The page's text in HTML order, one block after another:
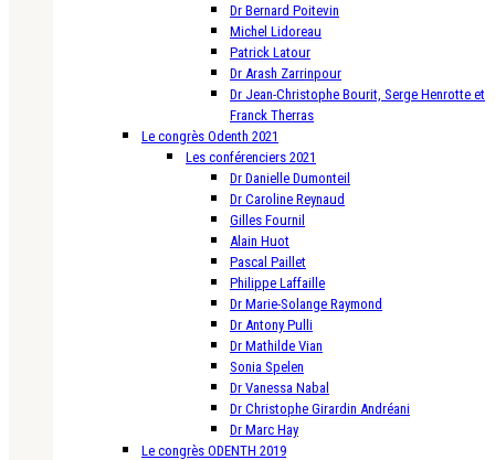
Dr Bernard Poitevin
Michel Lidoreau
Patrick Latour
Dr Arash Zarrinpour
Dr Jean-Christophe Bourit, Serge Henrotte et
Franck Therras
Le congrès Odenth 2021
Les conférenciers 2021
Dr Danielle Dumonteil
Dr Caroline Reynaud
Gilles Fournil
Alain Huot
Pascal Paillet
Philippe Laffaille
Dr Marie-Solange Raymond
Dr Antony Pulli
Dr Mathilde Vian
Sonia Spelen
Dr Vanessa Nabal
Dr Christophe Girardin Andréani
Dr Marc Hay
Le congrès ODENTH 2019